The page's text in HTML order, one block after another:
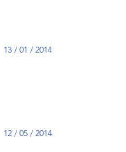
13 / 01 / 2014
12 / 05 / 2014